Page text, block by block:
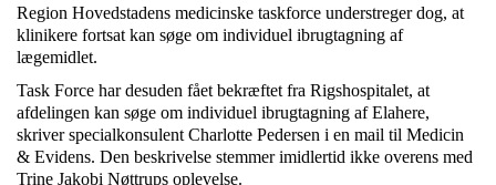
Region Hovedstadens medicinske taskforce understreger dog, at
klinikere fortsat kan søge om individuel ibrugtagning af
lægemidlet.
Task Force har desuden fået bekræftet fra Rigshospitalet, at
afdelingen kan søge om individuel ibrugtagning af Elahere,
skriver specialkonsulent Charlotte Pedersen i en mail til Medicin
& Evidens. Den beskrivelse stemmer imidlertid ikke overens med
Trine Jakobi Nøttrups oplevelse.